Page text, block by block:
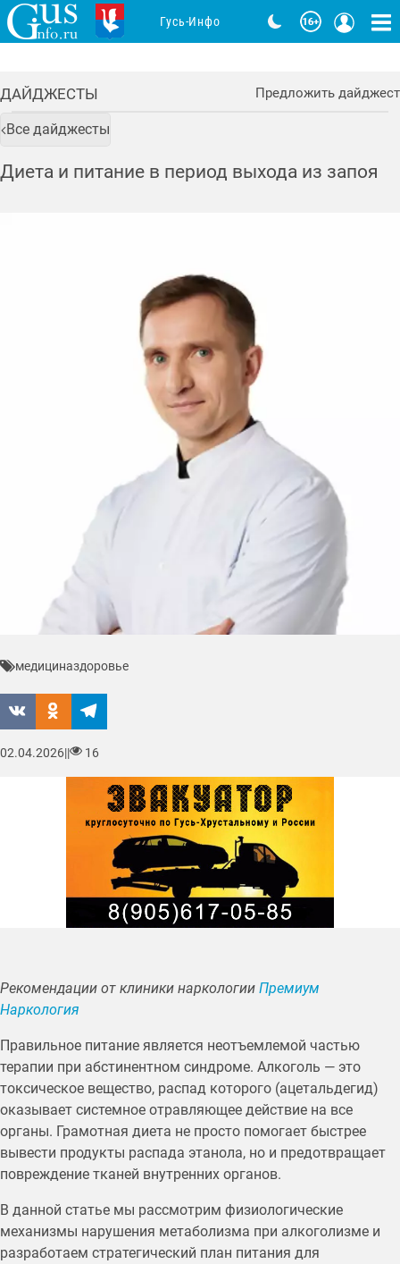
ДАЙДЖЕСТЫ Предложить дайджест
Все дайджесты
Диета и питание в период выхода из запоя
Рекомендации от клиники наркологии Премиум
Наркология
Правильное питание является неотъемлемой частью
терапии при абстинентном синдроме. Алкоголь — это
токсическое вещество, распад которого (ацетальдегид)
оказывает системное отравляющее действие на все
органы. Грамотная диета не просто помогает быстрее
вывести продукты распада этанола, но и предотвращает
повреждение тканей внутренних органов.
В данной статье мы рассмотрим физиологические
механизмы нарушения метаболизма при алкоголизме и
разработаем стратегический план питания для
медициназдоровье
02.04.2026|| 16
Гусь-Инфо